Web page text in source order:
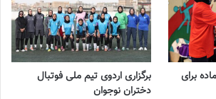
برای
برگزاری اردوی تیم ملی فوتبال
دختران نوجوان